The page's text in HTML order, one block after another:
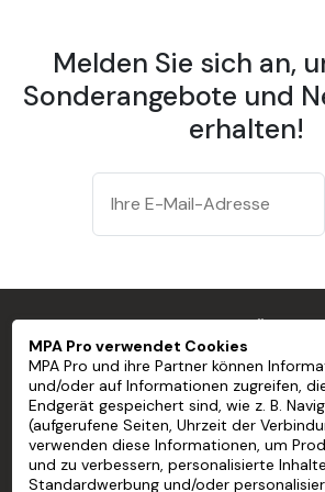
Wie gestalten Sie Ihre
gestaltete
Schaufensterdekorationist eine
Möglichkeit, für Ihr Unternehmen zu
sind einige Schritte, die Sie befolgen
individuell gestaltete
erstellen:
Definieren Sie Ihr Ziel: Bevor Sie
Ihres individuell gestalteten
beginnen, sollten Sie sich
Sie erreichen möchten. Möchten
Melden Sie sich an,
Sonderangebote und
erhalten!
MARKIERUNGEN
MPA PRO
UNSERE DIENSTLEISTUNGEN
MPA Pro verwendet Cookies
MPA Pro und ihre Partner können
und/oder auf Informationen zugreifen,
Endgerät gespeichert sind, wie z. B.
(aufgerufene Seiten, Uhrzeit der
verwenden diese Informationen, um
und zu verbessern, personalisierte
Standardwerbung und/oder